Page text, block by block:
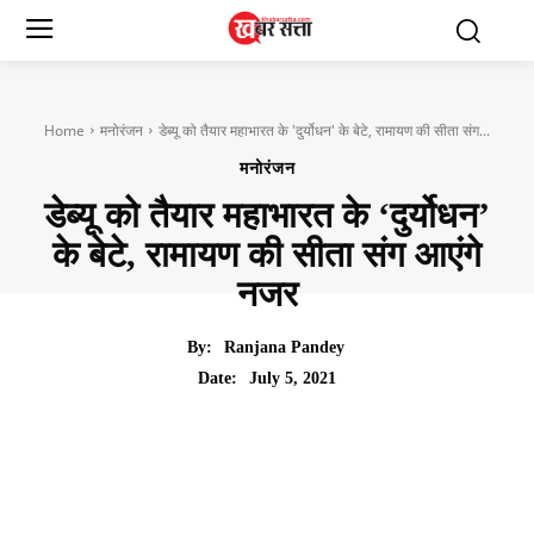
Home मनोरंजन डेब्यू को तैयार महाभारत के 'दुर्योधन' के बेटे, रामायण की सीता संग...
मनोरंजन
डेब्यू को तैयार महाभारत के ‘दुर्योधन’
के बेटे, रामायण की सीता संग आएंगे
नजर
By:
Ranjana Pandey
Date:
July 5, 2021